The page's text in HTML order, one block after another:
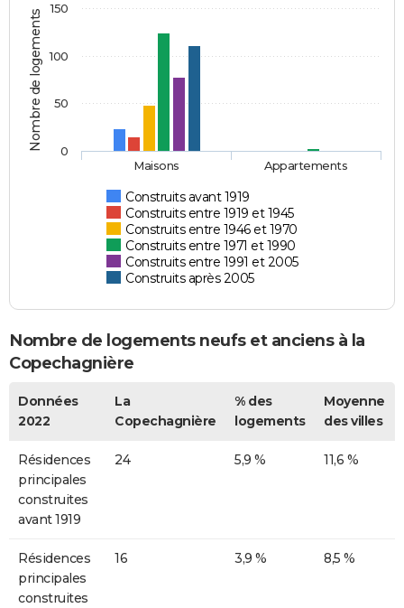
Nombre de logements
Construits avant 1919
Construits entre 1919 et 1945
Construits entre 1946 et 1970
Construits entre 1971 et 1990
Construits entre 1991 et 2005
Construits après 2005
Maisons Appartements
0
50
100
150
Nombre de logements neufs et anciens à la
Copechagnière
Données
2022
La
Copechagnière
% des
logements
Moyenne
des villes
Résidences
principales
construites
avant 1919
24 5,9 % 11,6 %
Résidences
principales
construites
16 3,9 % 8,5 %